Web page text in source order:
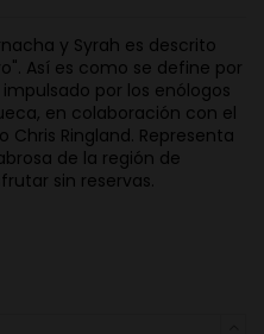
y Syrah es descrito
Así es como se define por
por los enólogos
en colaboración con el
Ringland. Representa
de la región de
sin reservas.